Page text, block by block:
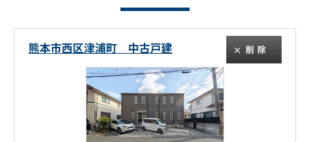
熊本市西区津浦町 中古戸建 削除